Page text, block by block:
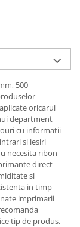
500
oricarui
department
cu informatii
si iesiri
necesita ribon
direct
si
in timp
imprimarii
tip de produs.